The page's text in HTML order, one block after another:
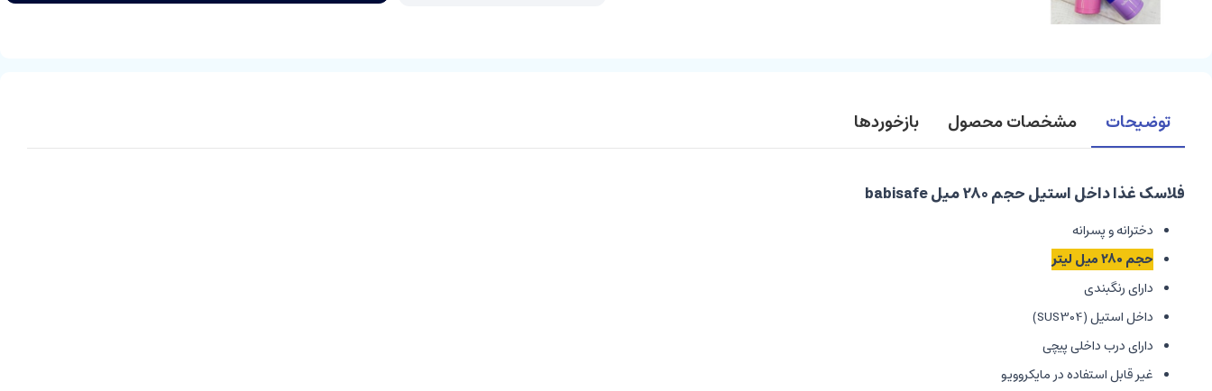
توضیحات مشخصات محصول بازخوردها
فلاسک غذا داخل استیل حجم 280 میل babisafe
دخترانه و پسرانه
حجم 280 میل لیتر
دارای رنگبندی
داخل استیل (SUS304)
دارای درب داخلی پیچی
غیر قابل استفاده در مایکروویو